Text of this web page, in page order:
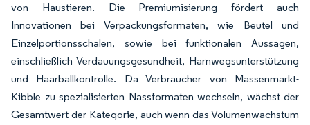
von Haustieren. Die Premiumisierung fördert auch
Innovationen bei Verpackungsformaten, wie Beutel und
Einzelportionsschalen, sowie bei funktionalen Aussagen,
einschließlich Verdauungsgesundheit, Harnwegsunterstützung
und Haarballkontrolle. Da Verbraucher von Massenmarkt-
Kibble zu spezialisierten Nassformaten wechseln, wächst der
Gesamtwert der Kategorie, auch wenn das Volumenwachstum